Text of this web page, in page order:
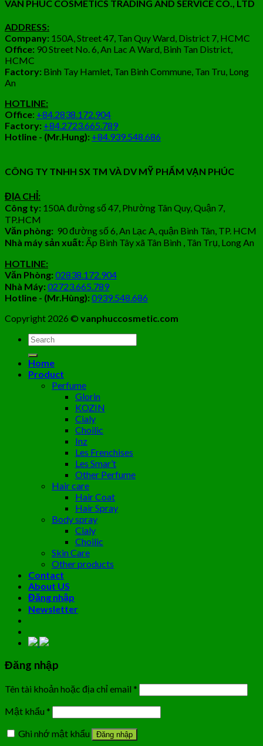
VAN PHUC COSMETICS TRADING AND SERVICE CO., LTD
ADDRESS:
Company: 150A, Street 47, Tan Quy Ward, District 7, HCMC
Office: 90 Street No. 6, An Lac A Ward, Binh Tan District,
HCMC
Factory: Binh Tay Hamlet, Tan Binh Commune, Tan Tru, Long
An
HOTLINE:
Office: +84.2838.172.904
Factory: +84.2723.665.789
Hotline - (Mr.Hung): +84.939.548.686
CÔNG TY TNHH SX TM VÀ DV MỸ PHẨM VẠN PHÚC
ĐỊA CHỈ:
Công ty: 150A đường số 47, Phường Tân Quy, Quận 7,
TP.HCM
Văn phòng: 90 đường số 6, An Lạc A, quận Bình Tân, TP. HCM
Nhà máy sản xuất: Ấp Bình Tây xã Tân Bình , Tân Trụ, Long An
HOTLINE:
Văn Phòng:02838.172.904
Nhà Máy:02723.665.789
Hotline - (Mr.Hùng):0939.548.686
Copyright 2026 © vanphuccosmetic.com
Tìm
kiếm:
Home
Product
Perfume
Glorin
KOZIN
Cialy
Choilic
Inz
Les Frenchises
Les Smar’t
Other Perfume
Hair care
Hair Coat
Hair Spray
Body spray
Cialy
Choilic
Skin Care
Other products
Contact
About US
Đăng nhập
Newsletter
Đăng nhập
Tên tài khoản hoặc địa chỉ email *
Mật khẩu *
Ghi nhớ mật khẩu
Đăng nhập